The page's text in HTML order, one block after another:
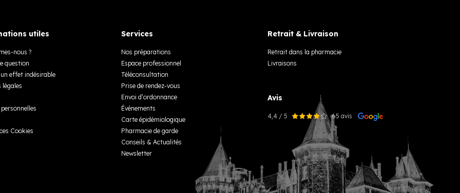
utiles
nous ?
question
effet indésirable
légales
Cookies
Services
Nos préparations
Espace professionnel
Téléconsultation
Prise de rendez-vous
Envoi d’ordonnance
Événements
Carte épidémiologique
Pharmacie de garde
Conseils & Actualités
Newsletter
Retrait & Livraison
Retrait dans la pharmacie
Livraisons
Avis
4,4 / 5 65 avis